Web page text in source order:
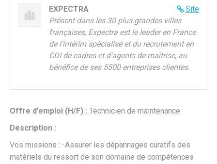
Site
EXPECTRA
Présent dans les 30 plus grandes villes
françaises, Expectra est le leader en France
de l’intérim spécialisé et du recrutement en
CDI de cadres et d'agents de maîtrise, au
bénéfice de ses 5500 entreprises clientes.
Offre d’emploi (H/F) : Technicien de maintenance
Description :
Vos missions : -Assurer les dépannages curatifs des
matériels du ressort de son domaine de compétences